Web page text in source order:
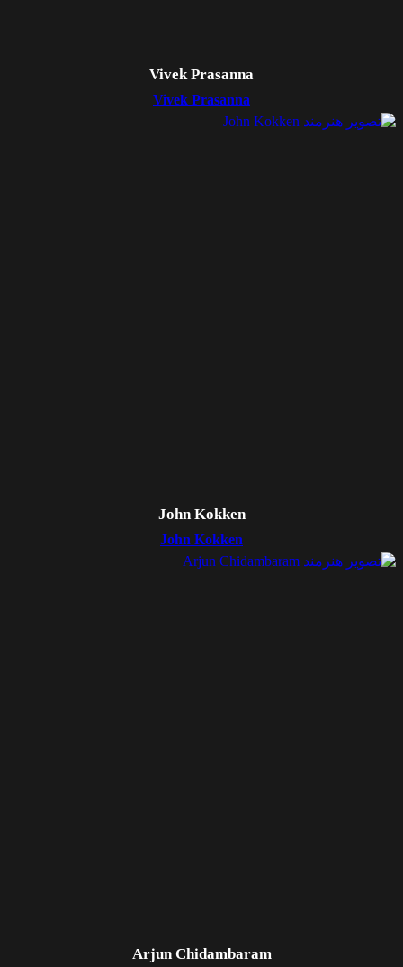
Vivek Prasanna
Vivek Prasanna
John Kokken
John Kokken
Arjun Chidambaram